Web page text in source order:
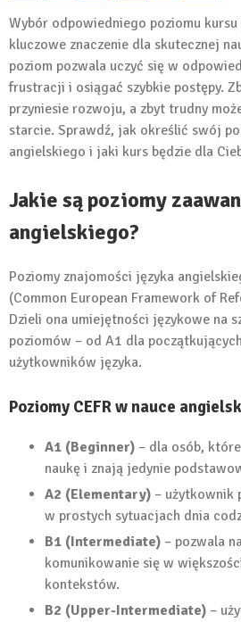
Wybór odpowiedniego poziomu
kluczowe znaczenie dla skutecznej
poziom pozwala uczyć się w
frustracji i osiągać szybkie postępy.
przyniesie rozwoju, a zbyt trudny
starcie. Sprawdź, jak określić swój
angielskiego i jaki kurs będzie dla
Jakie są poziomy
angielskiego?
Poziomy znajomości języka
(Common European Framework of
Dzieli ona umiejętności językowe na
poziomów – od A1 dla
użytkowników języka.
Poziomy CEFR w nauce
A1 (Beginner) – dla osób,
naukę i znają jedynie
A2 (Elementary) – użytkownik
w prostych sytuacjach dnia
B1 (Intermediate) – pozwala
komunikowanie się w
kontekstów.
B2 (Upper-Intermediate) –